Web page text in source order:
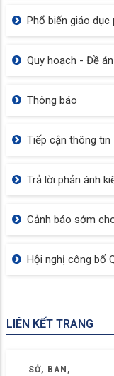
Phổ biến giáo dục
Quy hoạch - Đề án
Thông báo
Tiếp cận thông tin
Trả lời phản ánh
Cảnh báo sớm
Hội nghị công bố
LIÊN KẾT TRANG
SỞ, BAN,